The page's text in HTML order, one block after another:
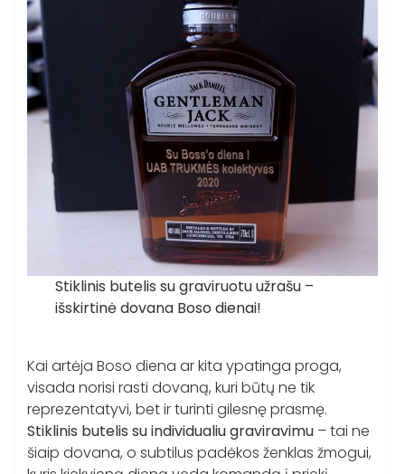
Stiklinis butelis su graviruotu užrašu –
išskirtinė dovana Boso dienai!
Kai artėja Boso diena ar kita ypatinga proga,
visada norisi rasti dovaną, kuri būtų ne tik
reprezentatyvi, bet ir turinti gilesnę prasmę.
Stiklinis butelis su individualiu graviravimu – tai ne
šiaip dovana, o subtilus padėkos ženklas žmogui,